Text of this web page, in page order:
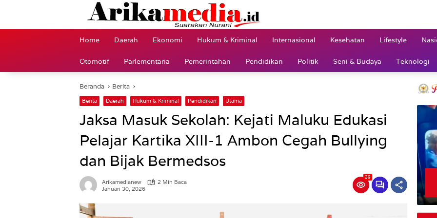
Home Daerah Ekonomi Hukum & Kriminal Internasional Kesehatan Lifestyle
Otomotif Parlementaria Pemerintahan Pendidikan Politik Seni & Budaya Teknologi
Beranda Berita
Berita Daerah Hukum & Kriminal Pendidikan Utama
Jaksa Masuk Sekolah: Kejati Maluku Edukasi
Pelajar Kartika XIII-1 Ambon Cegah Bullying
dan Bijak Bermedsos
Arikamedianew
2 Min Baca
Januari 30, 2026
29